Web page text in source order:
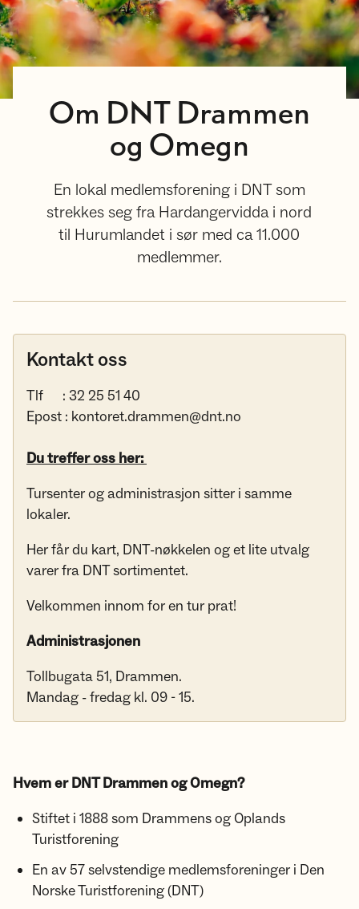
Om DNT Drammen
og Omegn
En lokal medlemsforening i DNT som
strekkes seg fra Hardangervidda i nord
til Hurumlandet i sør med ca 11.000
medlemmer.
Kontakt oss
Tlf : 32 25 51 40
Epost : kontoret.drammen@dnt.no
Du treffer oss her:
Tursenter og administrasjon sitter i samme
lokaler.
Her får du kart, DNT-nøkkelen og et lite utvalg
varer fra DNT sortimentet.
Velkommen innom for en tur prat!
Administrasjonen
Tollbugata 51, Drammen.
Mandag - fredag kl. 09 - 15.
Hvem er DNT Drammen ogOmegn?
Stiftet i 1888 som Drammens og Oplands
Turistforening
En av 57 selvstendige medlemsforeninger i Den
Norske Turistforening (DNT)